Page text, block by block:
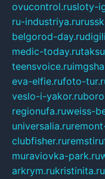
ovucontrol.rusloty-
ru-industriya.ru
belgorod-day.ru
medic-today.ru
teensvoice.ru
eva-elfie.rufoto-
veslo-i-yakor.ru
regionufa.ruweiss-
universalia.ru
clubfisher.ru
muraviovka-park.ru
arkrym.rukristinita.ru